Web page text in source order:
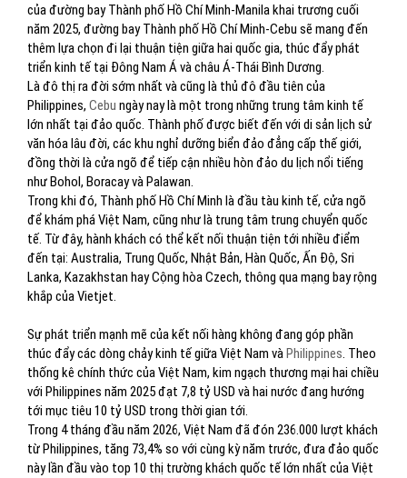
của đường bay Thành phố Hồ Chí Minh-Manila khai trương cuối
năm 2025, đường bay Thành phố Hồ Chí Minh-Cebu sẽ mang đến
thêm lựa chọn đi lại thuận tiện giữa hai quốc gia, thúc đẩy phát
triển kinh tế tại Đông Nam Á và châu Á-Thái Bình Dương.
Là đô thị ra đời sớm nhất và cũng là thủ đô đầu tiên của
Philippines, Cebu ngày nay là một trong những trung tâm kinh tế
lớn nhất tại đảo quốc. Thành phố được biết đến với di sản lịch sử
văn hóa lâu đời, các khu nghỉ dưỡng biển đảo đẳng cấp thế giới,
đồng thời là cửa ngõ để tiếp cận nhiều hòn đảo du lịch nổi tiếng
như Bohol, Boracay và Palawan.
Trong khi đó, Thành phố Hồ Chí Minh là đầu tàu kinh tế, cửa ngõ
để khám phá Việt Nam, cũng như là trung tâm trung chuyển quốc
tế. Từ đây, hành khách có thể kết nối thuận tiện tới nhiều điểm
đến tại: Australia, Trung Quốc, Nhật Bản, Hàn Quốc, Ấn Độ, Sri
Lanka, Kazakhstan hay Cộng hòa Czech, thông qua mạng bay rộng
khắp của Vietjet.
Sự phát triển mạnh mẽ của kết nối hàng không đang góp phần
thúc đẩy các dòng chảy kinh tế giữa Việt Nam vàPhilippines. Theo
thống kê chính thức của Việt Nam, kim ngạch thương mại hai chiều
với Philippines năm 2025 đạt 7,8 tỷ USD và hai nước đang hướng
tới mục tiêu 10 tỷ USD trong thời gian tới.
Trong 4 tháng đầu năm 2026, Việt Nam đã đón 236.000 lượt khách
từ Philippines, tăng 73,4% so với cùng kỳ năm trước, đưa đảo quốc
này lần đầu vào top 10 thị trường khách quốc tế lớn nhất của Việt